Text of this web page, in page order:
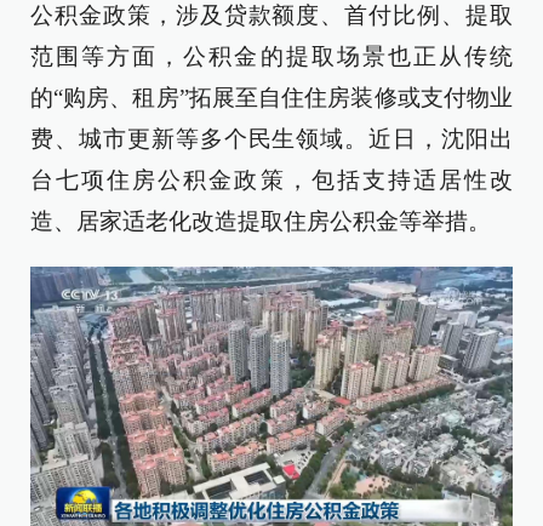
公积金政策，涉及贷款额度、首付比例、提取
范围等方面，公积金的提取场景也正从传统
的“购房、租房”拓展至自住住房装修或支付物业
费、城市更新等多个民生领域。近日，沈阳出
台七项住房公积金政策，包括支持适居性改
造、居家适老化改造提取住房公积金等举措。